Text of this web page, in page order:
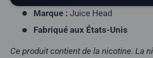
Marque : Juice Head
Fabriqué aux États-Unis
Ce produit contient de la nicotine. La